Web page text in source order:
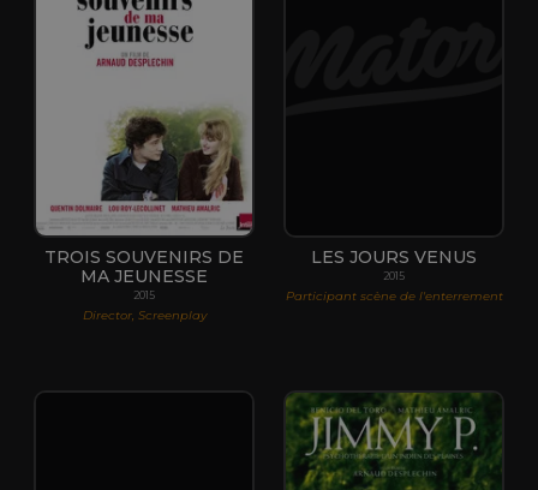
TROIS SOUVENIRS DE
MA JEUNESSE
2015
Director, Screenplay
LES JOURS VENUS
2015
Participant scène de l'enterrement